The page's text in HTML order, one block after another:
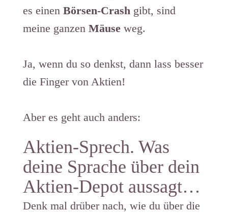
es einen Börsen-Crashgibt, sind
meine ganzenMäuseweg.
Ja, wenn du so denkst, dann lass besser
die Finger von Aktien!
Aber es geht auch anders:
Aktien-Sprech. Was
deine Sprache über dein
Aktien-Depot aussagt…​
Denk mal drüber nach, wie du über die